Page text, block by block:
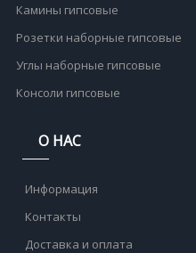
Камины гипсовые
Розетки наборные гипсовые
Углы наборные гипсовые
Консоли гипсовые
О НАС
Информация
Контакты
Доставка и оплата